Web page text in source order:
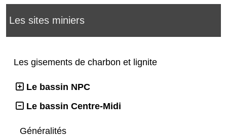
Les sites miniers
Les gisements de charbon et lignite
Le bassin NPC
Le bassin Centre-Midi
Généralités